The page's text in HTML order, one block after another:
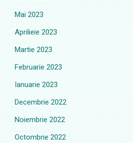
Mai 2023
Aprilieie 2023
Martie 2023
Februarie 2023
Ianuarie 2023
Decembrie 2022
Noiembrie 2022
Octombrie 2022